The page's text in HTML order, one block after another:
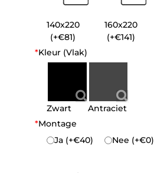
140x220
(+€81)
160x220
(+€141)
*Kleur (Vlak)
Zwart
Antraciet
*Montage
Ja (+€40)
Nee (+€0)